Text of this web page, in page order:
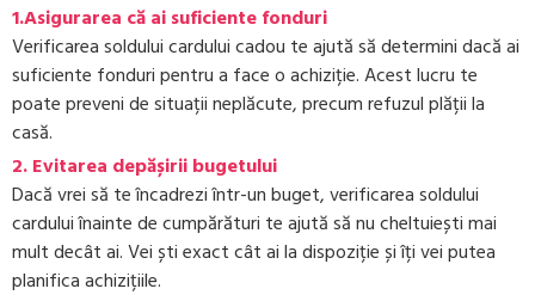
1.Asigurarea că ai suficiente fonduri
Verificarea soldului cardului cadou te ajută să determini dacă ai
suficiente fonduri pentru a face o achiziție. Acest lucru te
poate preveni de situații neplăcute, precum refuzul plății la
casă.
2. Evitarea depășirii bugetului
Dacă vrei să te încadrezi într-un buget, verificarea soldului
cardului înainte de cumpărături te ajută să nu cheltuiești mai
mult decât ai. Vei ști exact cât ai la dispoziție și îți vei putea
planifica achizițiile.